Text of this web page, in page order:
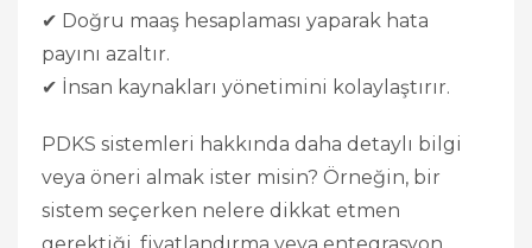
✔ Doğru maaş hesaplaması yaparak hata
payını azaltır.
✔ İnsan kaynakları yönetimini kolaylaştırır.
PDKS sistemleri hakkında daha detaylı bilgi
veya öneri almak ister misin? Örneğin, bir
sistem seçerken nelere dikkat etmen